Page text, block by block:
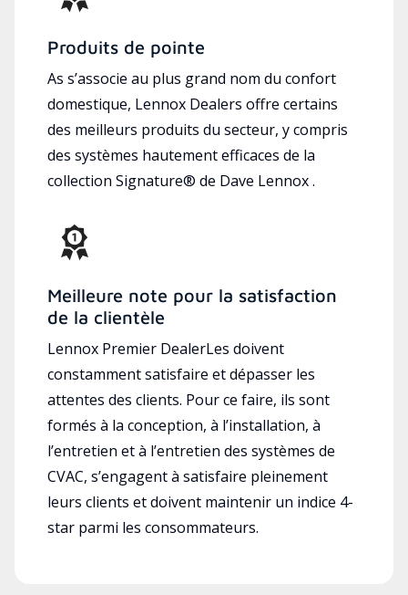
Produits de pointe
As s’associe au plus grand nom du confort
domestique, Lennox Dealers offre certains
des meilleurs produits du secteur, y compris
des systèmes hautement efficaces de la
collection Signature® de Dave Lennox .
Meilleure note pour la satisfaction
de la clientèle
Lennox Premier DealerLes doivent
constamment satisfaire et dépasser les
attentes des clients. Pour ce faire, ils sont
formés à la conception, à l’installation, à
l’entretien et à l’entretien des systèmes de
CVAC, s’engagent à satisfaire pleinement
leurs clients et doivent maintenir un indice 4-
star parmi les consommateurs.